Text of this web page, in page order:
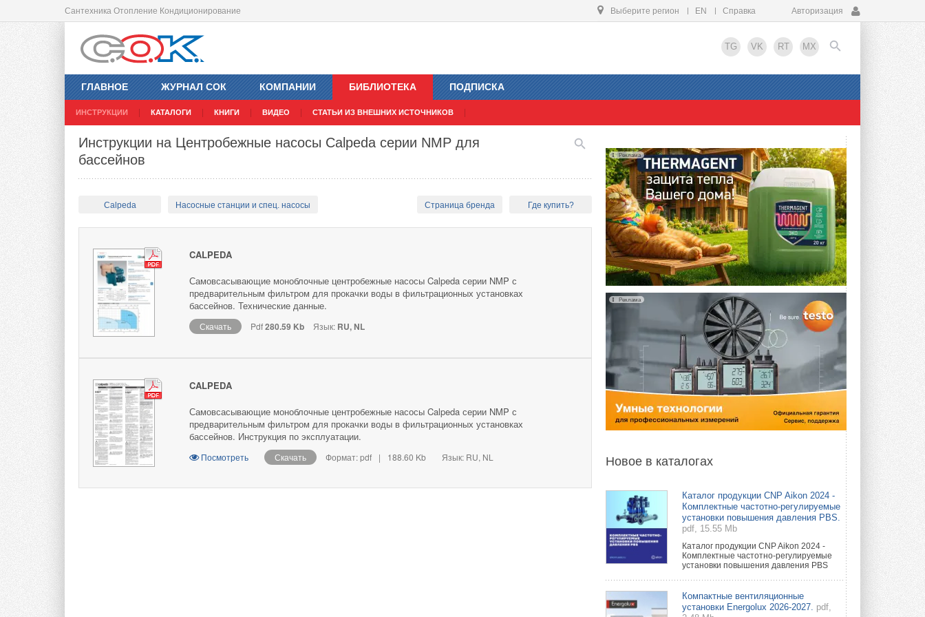
Сантехника Отопление Кондиционирование Выберите регион EN Справка Авторизация
TG VK RT MX
ГЛАВНОЕ ЖУРНАЛ СОК КОМПАНИИ БИБЛИОТЕКА
ИНСТРУКЦИИ КАТАЛОГИ КНИГИ ВИДЕО СТАТЬИ ИЗ ВНЕШНИХ ИСТОЧНИКОВ
ПОДПИСКА
EN
Инструкции на Центробежные насосы Calpeda серии NMP для
бассейнов
Calpeda Насосные станции и спец. насосы Страница бренда Где купить?
CALPEDA
Самовсасывающие моноблочные центробежные насосы Calpeda серии NMP с
предварительным фильтром для прокачки воды в фильтрационных установках
бассейнов. Технические данные.
Скачать Pdf280.59 Kb Язык: RU, NL
CALPEDA
Самовсасывающие моноблочные центробежные насосы Calpeda серии NMP с
предварительным фильтром для прокачки воды в фильтрационных установках
бассейнов. Инструкция по эксплуатации.
Посмотреть Скачать Формат: pdf | 188.60 Kb Язык: RU, NL
Реклама
Реклама
Новое в каталогах
Каталог продукции CNP Aikon 2024 -
Комплектные частотно-регулируемые
установки повышения давления PBS.
pdf, 15.55 Mb
Каталог продукции CNP Aikon 2024 -
Комплектные частотно-регулируемые
установки повышения давления PBS
Компактные вентиляционные
установки Energolux 2026-2027. pdf,